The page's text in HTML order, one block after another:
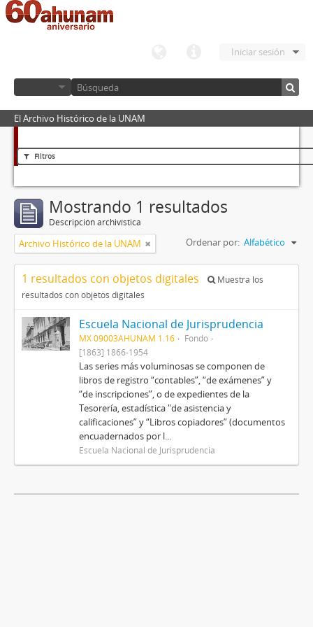
Iniciar sesión
El Archivo Histórico de la UNAM
Filtros
Mostrando 1 resultados
Descripción archivística
Archivo Histórico de la UNAM Ordenar por: Alfabético
1 resultados con objetos digitales
Muestra los
resultados con objetos digitales
Escuela Nacional de Jurisprudencia
MX 09003AHUNAM 1.16
Fondo
[1863] 1866-1954
Las series más voluminosas se componen de
libros de registro “contables”, “de exámenes” y
“de inscripciones”, o de expedientes de la
Tesorería, estadística "de asistencia y
calificaciones” y “Libros copiadores” (documentos
encuadernados por l...
Escuela Nacional de Jurisprudencia